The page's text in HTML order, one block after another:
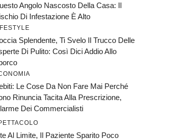
Angolo Nascosto Della Casa: Il
Di Infestazione È Alto
Splendente, Ti Svelo Il Trucco Delle
Di Pulito: Così Dici Addio Allo
Le Cose Da Non Fare Mai Perché
Rinuncia Tacita Alla Prescrizione,
Dei Commercialisti
Al Limite, Il Paziente Sparito Poco